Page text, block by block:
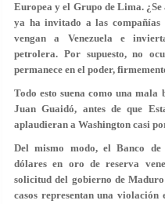
Europea y el Grupo de Lima.
ya ha invitado a las compañías
vengan a Venezuela e
petrolera. Por supuesto, no
permanece en el poder,
Todo esto suena como una
Juan Guaidó, antes de que
aplaudieran a Washington casi
Del mismo modo, el Banco
dólares en oro de reserva
solicitud del gobierno de
casos representan una